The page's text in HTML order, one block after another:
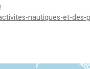
nautiques-et-des-